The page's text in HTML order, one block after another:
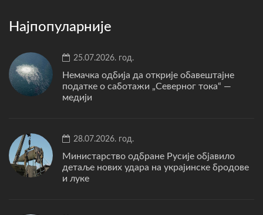
Најпопуларније
25.07.2026. год.
Немачка одбија да открије обавештајне
податке о саботажи „Северног тока“ —
медији
28.07.2026. год.
Министарство одбране Русије објавило
детаље нових удара на украјинске бродове
и луке